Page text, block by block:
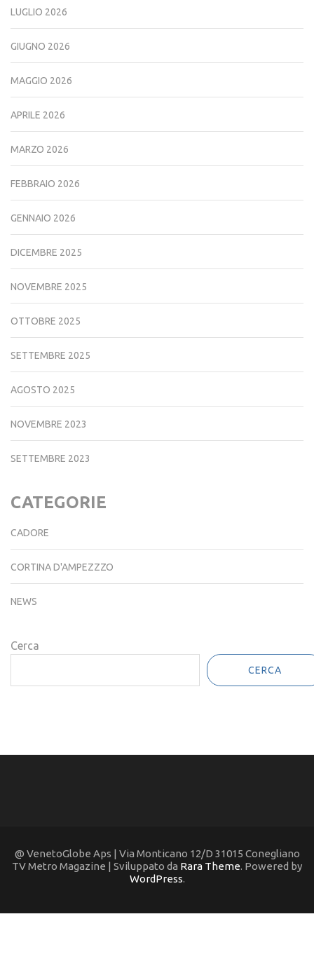
LUGLIO 2026
GIUGNO 2026
MAGGIO 2026
APRILE 2026
MARZO 2026
FEBBRAIO 2026
GENNAIO 2026
DICEMBRE 2025
NOVEMBRE 2025
OTTOBRE 2025
SETTEMBRE 2025
AGOSTO 2025
NOVEMBRE 2023
SETTEMBRE 2023
CATEGORIE
CADORE
CORTINA D'AMPEZZZO
NEWS
Cerca
CERCA
@ VenetoGlobe Aps | Via Monticano 12/D 31015 Conegliano
TV Metro Magazine | Sviluppato da Rara Theme. Powered by
WordPress.